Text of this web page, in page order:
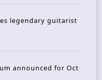
legendary guitarist
announced for Oct